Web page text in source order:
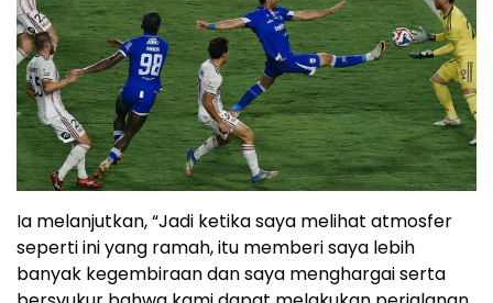
Ia melanjutkan, “Jadi ketika saya melihat atmosfer
seperti ini yang ramah, itu memberi saya lebih
banyak kegembiraan dan saya menghargai serta